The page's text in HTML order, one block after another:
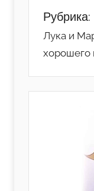
Рубрика:
Лука и
хорошего